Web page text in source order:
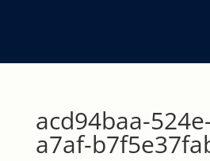
acd94baa-
a7af-